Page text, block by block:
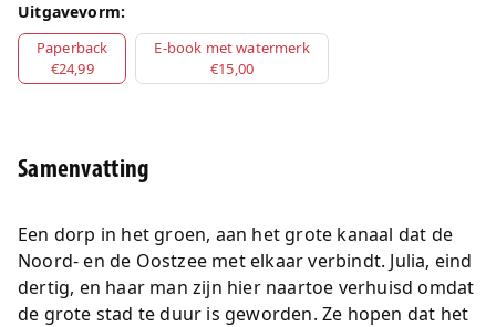
Uitgavevorm:
Paperback
€24,99
E-book met watermerk
€15,00
Samenvatting
Een dorp in het groen, aan het grote kanaal dat de
Noord- en de Oostzee met elkaar verbindt. Julia, eind
dertig, en haar man zijn hier naartoe verhuisd omdat
de grote stad te duur is geworden. Ze hopen dat het